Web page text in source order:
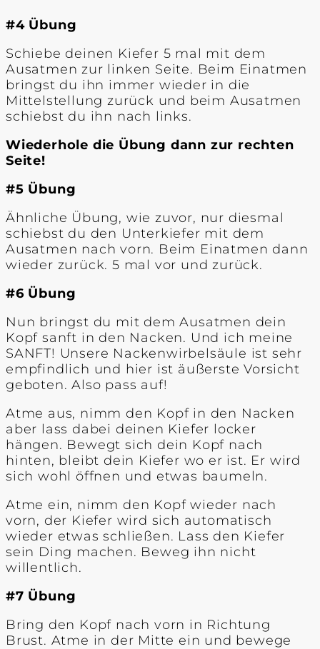
#4 Übung
Schiebe deinen Kiefer 5 mal mit dem
Ausatmen zur linken Seite. Beim Einatmen
bringst du ihn immer wieder in die
Mittelstellung zurück und beim Ausatmen
schiebst du ihn nach links.
Wiederhole die Übung dann zur rechten
Seite!
#5 Übung
Ähnliche Übung, wie zuvor, nur diesmal
schiebst du den Unterkiefer mit dem
Ausatmen nach vorn. Beim Einatmen dann
wieder zurück. 5 mal vor und zurück.
#6 Übung
Nun bringst du mit dem Ausatmen dein
Kopf sanft in den Nacken. Und ich meine
SANFT! Unsere Nackenwirbelsäule ist sehr
empfindlich und hier ist äußerste Vorsicht
geboten. Also pass auf!
Atme aus, nimm den Kopf in den Nacken
aber lass dabei deinen Kiefer locker
hängen. Bewegt sich dein Kopf nach
hinten, bleibt dein Kiefer wo er ist. Er wird
sich wohl öffnen und etwas baumeln.
Atme ein, nimm den Kopf wieder nach
vorn, der Kiefer wird sich automatisch
wieder etwas schließen. Lass den Kiefer
sein Ding machen. Beweg ihn nicht
willentlich.
#7 Übung
Bring den Kopf nach vorn in Richtung
Brust. Atme in der Mitte ein und bewege